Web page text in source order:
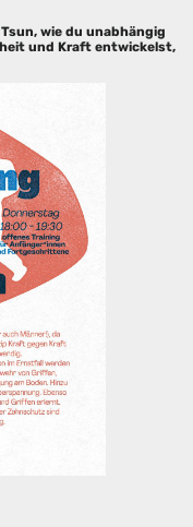
wie du unabhängig
und Kraft entwickelst,